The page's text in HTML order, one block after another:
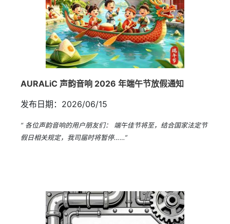
AURALiC 声韵音响 2026 年端午节放假通知
发布日期：2026/06/15
“ 各位声韵音响的用户朋友们： 端午佳节将至，结合国家法定节
假日相关规定，我司届时将暂停……”